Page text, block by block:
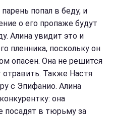
попал в беду, и
о его пропаже будут
Алина увидит это и
пленника, поскольку он
опасен. Она не решится
отравить. Также Настя
с Эпифанио. Алина
она
посадят в тюрьму за